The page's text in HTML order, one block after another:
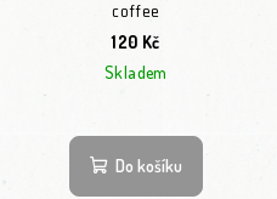
coffee
120 Kč
Skladem
Do košíku